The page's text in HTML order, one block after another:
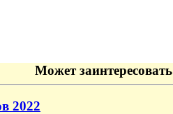
Может заинтересовать
2022